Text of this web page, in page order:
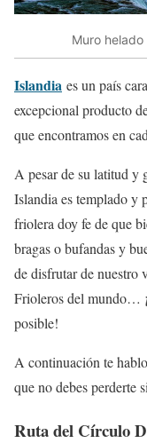
Muro
Islandia es un país
excepcional producto
que encontramos en
A pesar de su latitud y
Islandia es templado y
friolera doy fe de que
bragas o bufandas y
de disfrutar de nuestro
Frioleros del mundo…
posible!
A continuación te
que no debes perderte
Ruta del Círculo